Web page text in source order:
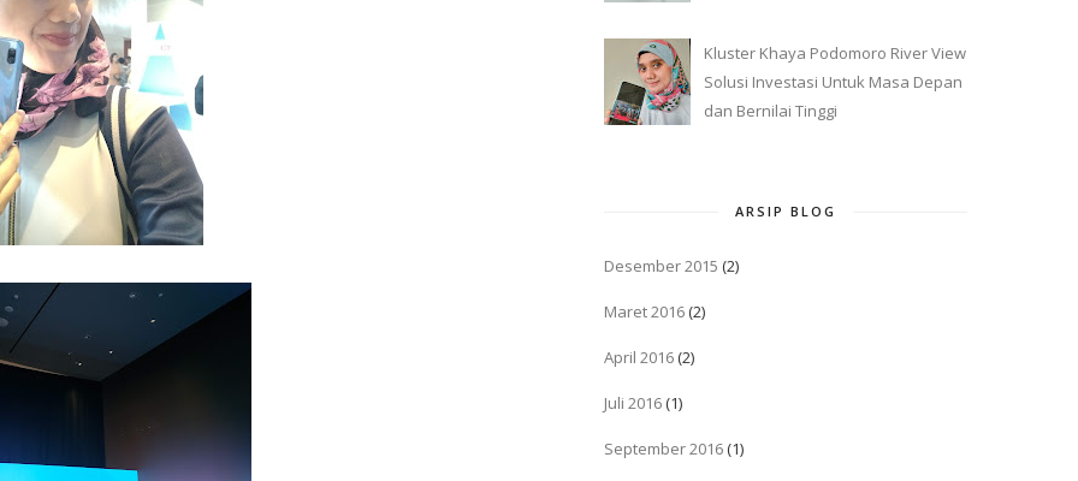
Kluster Khaya Podomoro River View
Solusi Investasi Untuk Masa Depan
dan Bernilai Tinggi
ARSIP BLOG
Desember 2015 (2)
Maret 2016 (2)
April 2016 (2)
Juli 2016 (1)
September 2016 (1)